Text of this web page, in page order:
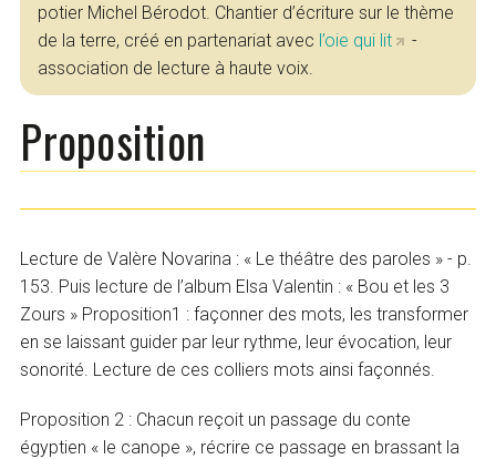
potier Michel Bérodot. Chantier d’écriture sur le thème
de la terre, créé en partenariat avec l’oie qui lit
-
association de lecture à haute voix.
Proposition
Lecture de Valère Novarina : « Le théâtre des paroles » - p.
153. Puis lecture de l’album Elsa Valentin : « Bou et les 3
Zours » Proposition1 : façonner des mots, les transformer
en se laissant guider par leur rythme, leur évocation, leur
sonorité. Lecture de ces colliers mots ainsi façonnés.
Proposition 2 : Chacun reçoit un passage du conte
égyptien « le canope », récrire ce passage en brassant la